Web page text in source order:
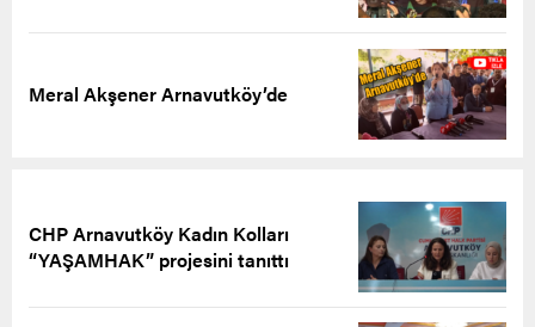
Meral Akşener Arnavutköy’de
CHP Arnavutköy Kadın Kolları
“YAŞAMHAK” projesini tanıttı